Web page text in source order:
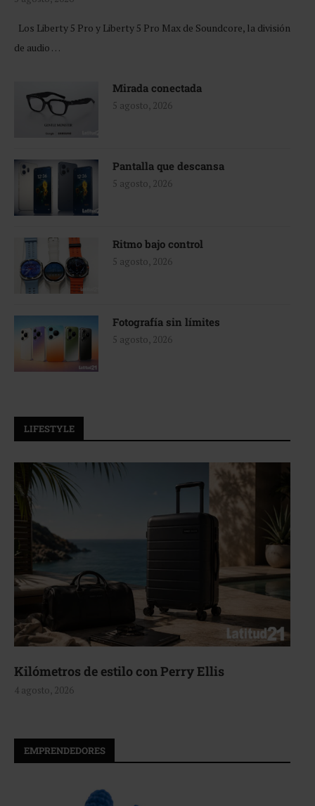
Los Liberty 5 Pro y Liberty 5 Pro Max de Soundcore, la división
de audio …
Mirada conectada
5 agosto, 2026
Pantalla que descansa
5 agosto, 2026
Ritmo bajo control
5 agosto, 2026
Fotografía sin límites
5 agosto, 2026
LIFESTYLE
Aerie, texturas que fluyen
4 agosto, 2026
EMPRENDEDORES